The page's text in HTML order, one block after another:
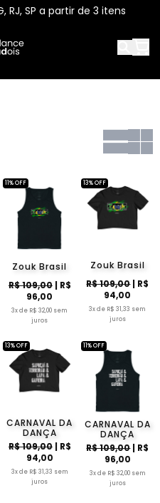
RJ, SP a partir de 3 itens
Zouk Brasil
R$ 109,00| R$
96,00
3x de R$ 32,00 sem
juros
11% OFF
Zouk Brasil
R$ 109,00| R$
94,00
3x de R$ 31,33 sem
juros
13% OFF
CARNAVAL DA
DANÇA
R$ 109,00| R$
94,00
3x de R$ 31,33 sem
juros
13% OFF
CARNAVAL DA
DANÇA
R$ 109,00| R$
96,00
3x de R$ 32,00 sem
juros
11% OFF